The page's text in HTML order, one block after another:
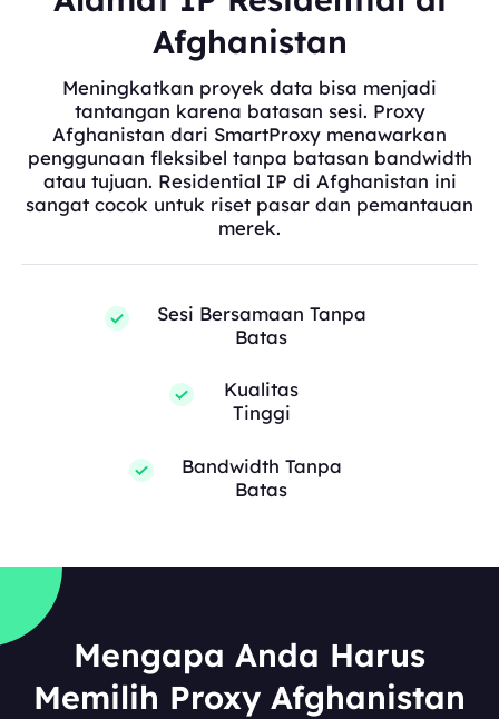
Afghanistan
Meningkatkan proyek data bisa menjadi
tantangan karena batasan sesi. Proxy
Afghanistan dari SmartProxy menawarkan
penggunaan fleksibel tanpa batasan bandwidth
atau tujuan. Residential IP di Afghanistan ini
sangat cocok untuk riset pasar dan pemantauan
merek.
Sesi Bersamaan Tanpa
Batas
Kualitas
Tinggi
Bandwidth Tanpa
Batas
Mengapa Anda Harus
Memilih Proxy Afghanistan